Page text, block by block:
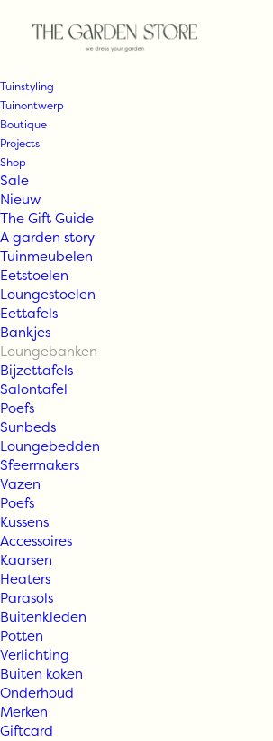
Tuinstyling
Tuinontwerp
Boutique
Projects
Shop
Sale
Nieuw
The Gift Guide
A garden story
Tuinmeubelen
Eetstoelen
Loungestoelen
Eettafels
Bankjes
Loungebanken
Bijzettafels
Salontafel
Poefs
Sunbeds
Loungebedden
Sfeermakers
Vazen
Poefs
Kussens
Accessoires
Kaarsen
Heaters
Parasols
Buitenkleden
Potten
Verlichting
Buiten koken
Onderhoud
Merken
Giftcard
Fjaka –
3 zits